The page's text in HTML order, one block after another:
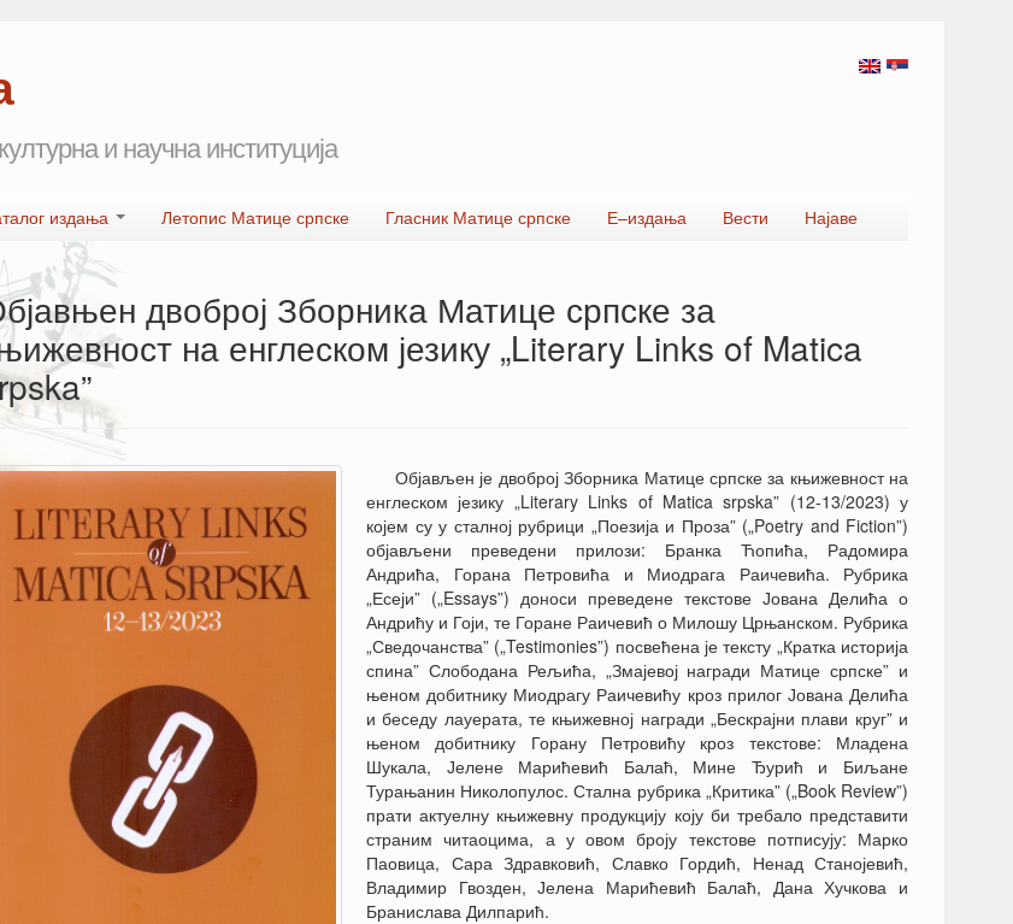
и научна институција
издања Летопис Матице српске Гласник Матице српске Е–издања Вести Најаве
двоброј Зборника Матице српске за
на енглеском језику „Literary Links of Matica
Објављен је двоброј Зборника Матице српске за књижевност на
енглеском језику „Literary Links of Matica srpska” (12-13/2023) у
којем су у сталној рубрици „Поезија и Проза” („Poetry and Fiction”)
објављени преведени прилози: Бранка Ћопића, Радомира
Андрића, Горана Петровића и Миодрага Раичевића. Рубрика
„Есеји” („Essays”) доноси преведене текстове Јована Делића о
Андрићу и Гоји, те Горане Раичевић о Милошу Црњанском. Рубрика
„Сведочанства” („Testimonies”) посвећена је тексту „Кратка историја
спина” Слободана Рељића, „Змајевој награди Матице српске” и
њеном добитнику Миодрагу Раичевићу кроз прилог Јована Делића
и беседу лауерата, те књижевној награди „Бескрајни плави круг” и
њеном добитнику Горану Петровићу кроз текстове: Младена
Шукала, Јелене Марићевић Балаћ, Мине Ђурић и Биљане
Турањанин Николопулос. Стална рубрика „Критика” („Book Review”)
прати актуелну књижевну продукцију коју би требало представити
страним читаоцима, а у овом броју текстове потписују: Марко
Паовица, Сара Здравковић, Славко Гордић, Ненад Станојевић,
Владимир Гвозден, Јелена Марићевић Балаћ, Дана Хучкова и
Бранислава Дилпарић.